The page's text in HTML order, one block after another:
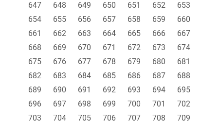
647
648 649 650 651 652
653
654
655 656 657 658 659
660
661
662 663 664 665 666
667
668
669 670 671 672 673
674
675
676 677 678 679 680
681
682
683 684 685 686 687
688
689
690 691 692 693 694
695
696
697 698 699 700 701
702
703
704 705 706 707 708
709